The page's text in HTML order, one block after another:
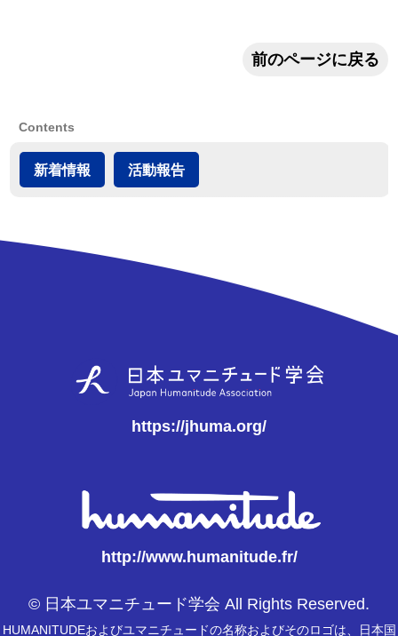
前のページに戻る
Contents
新着情報 活動報告
https://jhuma.org/
http://www.humanitude.fr/
© 日本ユマニチュード学会 All Rights Reserved.
HUMANITUDEおよびユマニチュードの名称およびそのロゴは、日本国